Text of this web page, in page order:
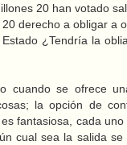
20 han votado
derecho a obligar a
¿Tendría la
cuando se ofrece
la opción de
fantasiosa, cada
cual sea la salida se